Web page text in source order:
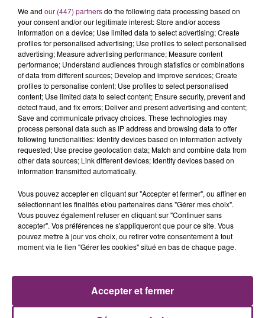
Hélène Damade
Dans l'actualité de ce mardi 14 janvier à 7h, sur
MonaFm
14 janvier 2025 - 3 min 7 sec
7H - POLLUTION ATMOSPHÉRIQUE : VOUS
DEVEZ ROULER MOINS VITE AUJOURD'HUI
- L'épisode de pollution atmosphérique se poursuit
dans le Nord et le Pas de Calais... La vitesse est donc
abaissée sur arrêté préfectoral
- Une enquête est ouverte pour destruction par
incendie ayant entraîné la mort, après l'incendie
mortel à Wingles, hier matin
- La prison de Vendin le Vieil serait sur la liste de celles
susceptibles d'accuellir, dans quelques mois, les 100
- Le discours de politique générale de François Bayrou
sera prononcé cet après midi
We and our (447) partnersdo the following data processing based on
your consent and/or our legitimate interest: Store and/or access
information on a device; Use limited data to select advertising; Create
profiles for personalised advertising; Use profiles to select personalised
advertising; Measure advertising performance; Measure content
performance; Understand audiences through statistics or combinations
of data from different sources; Develop and improve services; Create
profiles to personalise content; Use profiles to select personalised
content; Use limited data to select content; Ensure security, prevent and
detect fraud, and fix errors; Deliver and present advertising and content;
Save and communicate privacy choices. These technologies may
process personal data such as IP address and browsing data to offer
following functionalities: Identify devices based on information actively
requested; Use precise geolocation data; Match and combine data from
other data sources; Link different devices; Identify devices based on
information transmitted automatically.
Vous pouvez accepter en cliquant sur "Accepter et fermer", ou affiner en
sélectionnant les finalités et/ou partenaires dans "Gérer mes choix".
Vous pouvez également refuser en cliquant sur "Continuer sans
accepter". Vos préférences ne s'appliqueront que pour ce site. Vous
pouvez mettre à jour vos choix, ou retirer votre consentement à tout
moment via le lien "Gérer les cookies" situé en bas de chaque page.
Accepter et fermer